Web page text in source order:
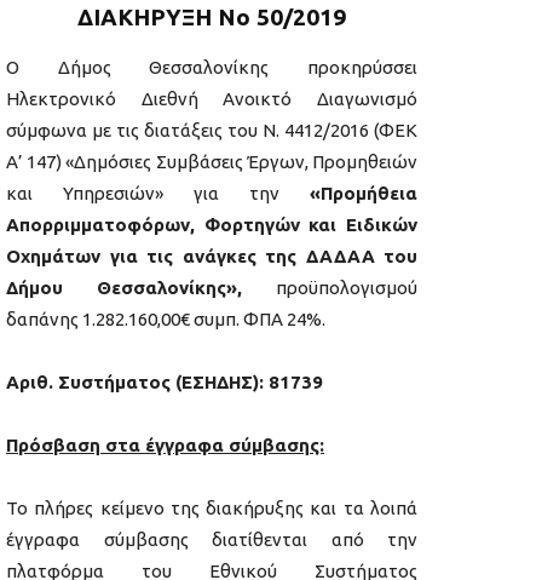
ΔΙΑΚΗΡΥΞΗ Νο 50/2019
Ο Δήμος Θεσσαλονίκης προκηρύσσει
Ηλεκτρονικό Διεθνή Ανοικτό Διαγωνισμό
σύμφωνα με τις διατάξεις του Ν. 4412/2016 (ΦΕΚ
Α’ 147) «Δημόσιες Συμβάσεις Έργων, Προμηθειών
και Υπηρεσιών» για την «Προμήθεια
Απορριμματοφόρων, Φορτηγών και Ειδικών
Οχημάτων για τις ανάγκες της ΔΑΔΑΑ του
Δήμου Θεσσαλονίκης», προϋπολογισμού
δαπάνης 1.282.160,00€ συμπ. ΦΠΑ 24%.
Αριθ. Συστήματος (ΕΣΗΔΗΣ): 81739
Πρόσβαση στα έγγραφα σύμβασης:
Το πλήρες κείμενο της διακήρυξης και τα λοιπά
έγγραφα σύμβασης διατίθενται από την
πλατφόρμα του Εθνικού Συστήματος